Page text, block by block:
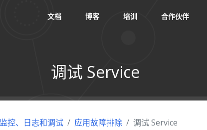
文档 博客 培训 合作伙伴
调试 Service
监控、日志和调试 应用故障排除 调试 Service